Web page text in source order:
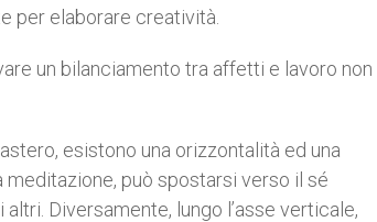
per elaborare creatività.
un bilanciamento tra affetti e lavoro non
esistono una orizzontalità ed una
meditazione, può spostarsi verso il sé
Diversamente, lungo l’asse verticale,